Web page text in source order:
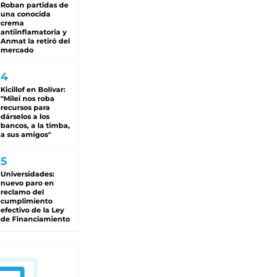
Roban partidas de
una conocida
crema
antiinflamatoria y
Anmat la retiró del
mercado
Kicillof en Bolívar:
"Milei nos roba
recursos para
dárselos a los
bancos, a la timba,
a sus amigos"
Universidades:
nuevo paro en
reclamo del
cumplimiento
efectivo de la Ley
de Financiamiento